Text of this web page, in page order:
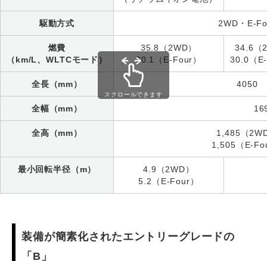
駆動方式 2WD・E-
燃費
（km/L、WLTCモード）
35.8（2WD）
30.1（E-Four）
34.6（
30.0（
全長（mm） 4050
全幅（mm）
全高（mm）
1,485（
1,505（E-
最小回転半径（m）
4.9（2WD）
5.2（E-Four）
スクロールできます
装備が簡素化されたエントリーグレードの
「B」